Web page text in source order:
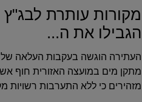
מקורות עותרת
הגבילו את ה...
מתקן מים במועצה האזורית חוף
מזהירים כי ללא התערבות רשויות